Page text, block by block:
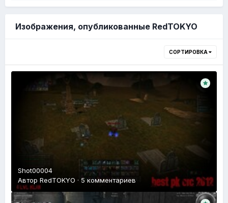
Изображения, опубликованные RedTOKYO
СОРТИРОВКА
Shot00004
Автор RedTOKYO · 5 комментариев